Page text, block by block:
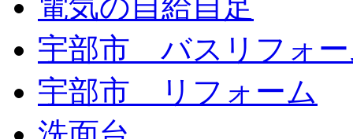
宇部市 バスリフォ
宇部市 リフォーム